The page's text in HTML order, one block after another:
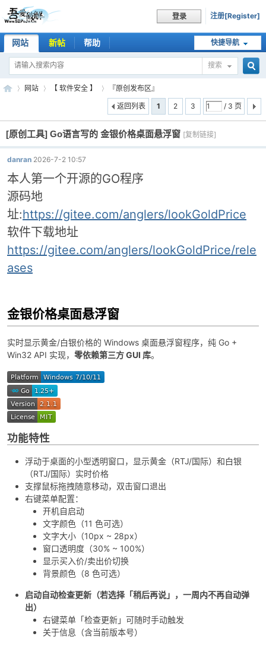
登录 注册[Register]
快捷导航
网站 新帖 帮助
搜索
吾
爱
»
网站
›
【 软件安全 】
›
『原创发布区』
1
2 3 / 3 页
返回列表
[原创工具] Go语言写的 金银价格桌面悬浮窗 [复制链接]
danran 2026-7-2 10:57
本人第一个开源的GO程序
源码地
址:https://gitee.com/anglers/lookGoldPrice
软件下载地址
https://gitee.com/anglers/lookGoldPrice/rele
ases
金银价格桌面悬浮窗
实时显示黄金/白银价格的 Windows 桌面悬浮窗程序，纯 Go +
Win32 API 实现， 零依赖第三方 GUI 库。
功能特性
浮动于桌面的小型透明窗口，显示黄金（RTJ/国际）和白银
（RTJ/国际）实时价格
支撑鼠标拖拽随意移动，双击窗口退出
右键菜单配置：
开机自启动
文字颜色（11 色可选）
文字大小（10px ~ 28px）
窗口透明度（30% ~ 100%）
显示买入价/卖出价切换
背景颜色（8 色可选）
启动自动检查更新（若选择「稍后再说」，一周内不再自动弹
出）
右键菜单「检查更新」可随时手动触发
关于信息（含当前版本号）